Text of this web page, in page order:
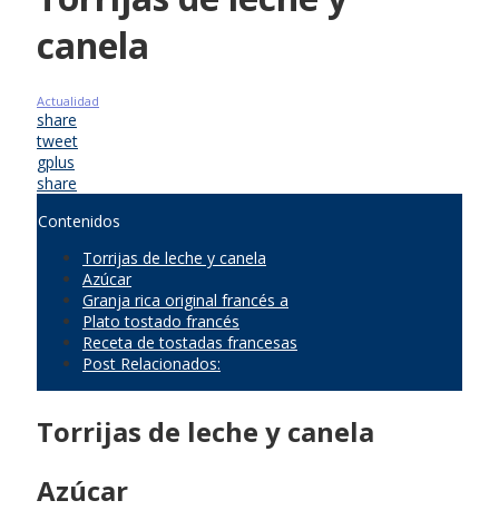
canela
Actualidad
share
tweet
gplus
share
Contenidos
Torrijas de leche y canela
Azúcar
Granja rica original francés a
Plato tostado francés
Receta de tostadas francesas
Post Relacionados:
Torrijas de leche y canela
Azúcar